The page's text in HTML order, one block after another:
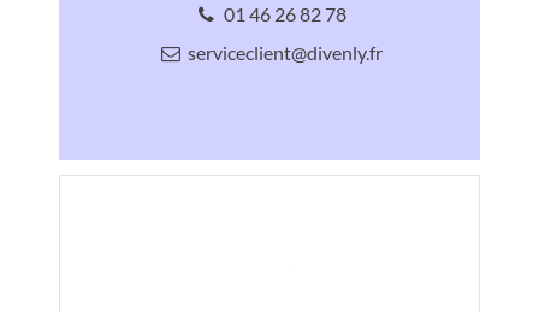
01 46 26 82 78
serviceclient@divenly.fr